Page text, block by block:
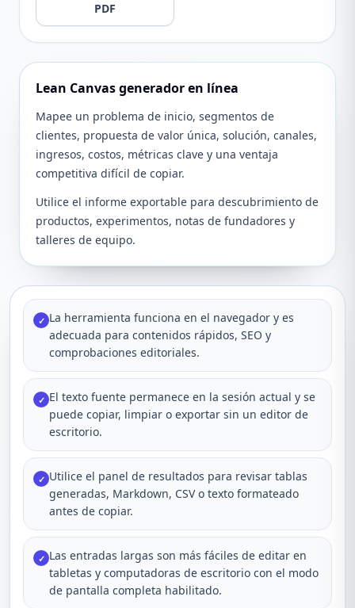
PDF
Lean Canvas generador en línea
Mapee un problema de inicio, segmentos de
clientes, propuesta de valor única, solución, canales,
ingresos, costos, métricas clave y una ventaja
competitiva difícil de copiar.
Utilice el informe exportable para descubrimiento de
productos, experimentos, notas de fundadores y
talleres de equipo.
✓ La herramienta funciona en el navegador y es
adecuada para contenidos rápidos, SEO y
comprobaciones editoriales.
✓ El texto fuente permanece en la sesión actual y se
puede copiar, limpiar o exportar sin un editor de
escritorio.
✓ Utilice el panel de resultados para revisar tablas
generadas, Markdown, CSV o texto formateado
antes de copiar.
✓ Las entradas largas son más fáciles de editar en
tabletas y computadoras de escritorio con el modo
de pantalla completa habilitado.